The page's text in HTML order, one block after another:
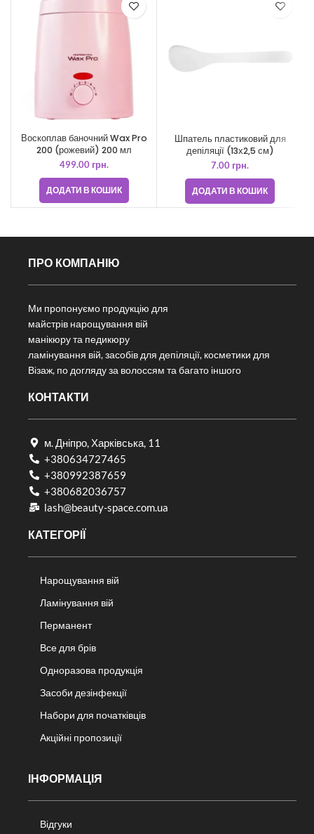
Воскоплав баночний Wax Pro
200 (рожевий) 200 мл
499.00 грн.
ДОДАТИ В КОШИК
Шпатель пластиковий для
депіляції (13х2,5 см)
7.00 грн.
ДОДАТИ В КОШИК
ПРО КОМПАНІЮ
Ми пропонуємо продукцію для
майстрів нарощування вій
манікюру та педикюру
ламінування вій, засобів для депіляції, косметики для
Візаж, по догляду за волоссям та багато іншого
КОНТАКТИ
м. Дніпро, Харківська, 11
+380634727465
+380992387659
+380682036757​
lash@beauty-space.com.ua
КАТЕГОРІЇ
Нарощування вій
Ламінування вій
Перманент
Все для брів
Одноразова продукція
Засоби дезінфекції
Набори для початківців
Акційні пропозиції
ІНФОРМАЦІЯ
Відгуки